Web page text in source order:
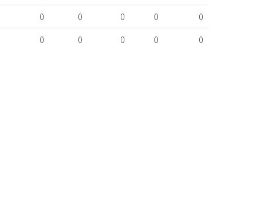
0 0 0 0
0
0 0 0 0 0